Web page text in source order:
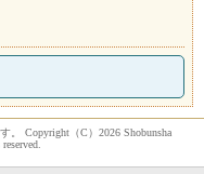
Copyright（C）2026 Shobunsha